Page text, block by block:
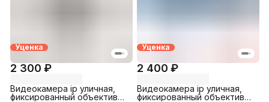
Уценка
2 300 ₽
Видеокамера ip уличная,
фиксированный объектив
Уценка
2 400 ₽
Видеокамера ip уличная,
фиксированный объектив